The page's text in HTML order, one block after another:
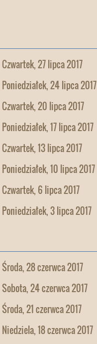
Czwartek, 27 lipca 2017
Poniedziałek, 24 lipca 2017
Czwartek, 20 lipca 2017
Poniedziałek, 17 lipca 2017
Czwartek, 13 lipca 2017
Poniedziałek, 10 lipca 2017
Czwartek, 6 lipca 2017
Poniedziałek, 3 lipca 2017
Środa, 28 czerwca 2017
Sobota, 24 czerwca 2017
Środa, 21 czerwca 2017
Niedziela, 18 czerwca 2017